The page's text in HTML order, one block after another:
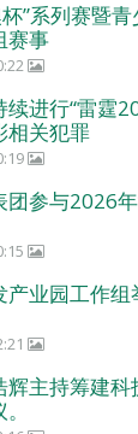
”系列赛暨
赛事
进行“雷霆
相关犯罪
团参与2026
产业园工作
辉主持筹建科